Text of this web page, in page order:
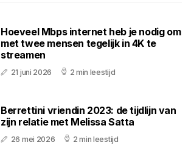
Hoeveel Mbps internet heb je nodig om
met twee mensen tegelijk in 4K te
streamen
21 juni 2026 2 min leestijd
Berrettini vriendin 2023: de tijdlijn van
zijn relatie met Melissa Satta
26 mei 2026 2 min leestijd